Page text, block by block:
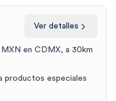
Ver detalles
en CDMX, a 30km
productos especiales